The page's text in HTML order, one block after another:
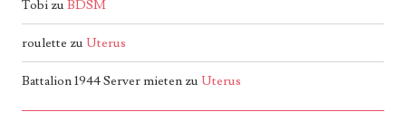
Tobi zuBDSM
roulette zuUterus
Battalion 1944 Server mieten zuUterus